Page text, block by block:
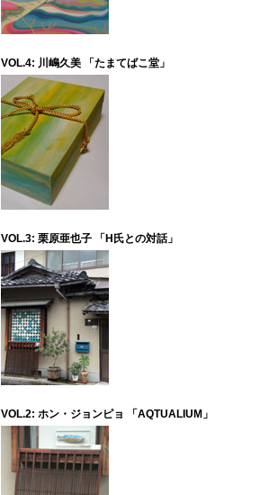
VOL.4: 川嶋久美 「たまてばこ堂」
VOL.3: 栗原亜也子 「H氏との対話」
VOL.2: ホン・ジョンピョ 「AQTUALIUM」